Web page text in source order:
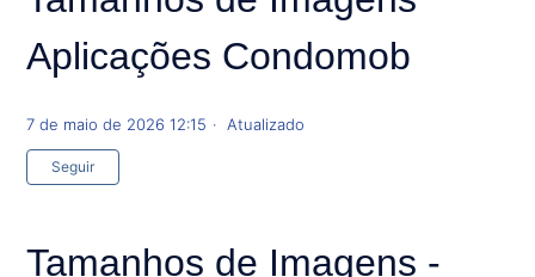
Aplicações Condomob
7 de maio de 2026 12:15 Atualizado
Seguir
Tamanhos de Imagens -